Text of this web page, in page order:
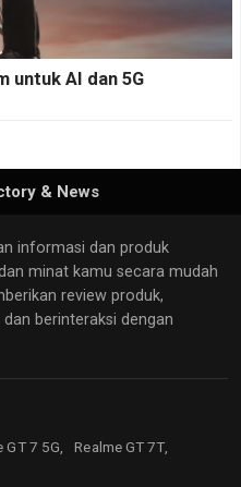
untuk AI dan 5G
& News
informasi dan produk
minat kamu secara mudah
review produk,
berinteraksi dengan
GT 7 5G,
Realme GT 7T,